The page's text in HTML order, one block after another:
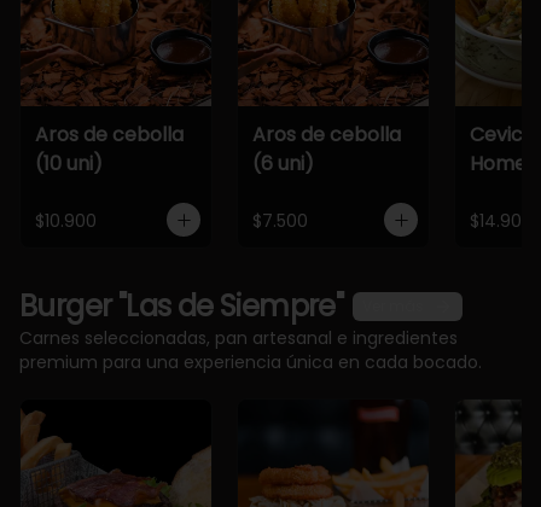
Aros de cebolla
(10 uni)
$10.900
Aros de cebolla
(6 uni)
$7.500
Home
$14.900
Burger "Las de Siempre"
Carnes seleccionadas, pan artesanal e ingredientes
premium para una experiencia única en cada bocado.